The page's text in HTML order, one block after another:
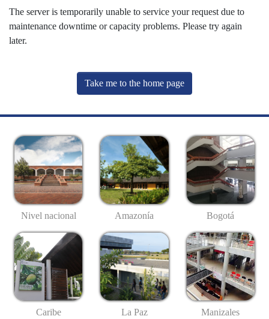
The server is temporarily unable to service your request due to
maintenance downtime or capacity problems. Please try again
later.
Take me to the home page
Nivel nacional Amazonía Bogotá
Caribe La Paz Manizales